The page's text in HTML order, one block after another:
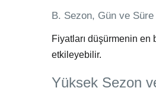
B. Sezon, Gün ve
Fiyatları düşürmenin en
etkileyebilir.
Yüksek Sezon